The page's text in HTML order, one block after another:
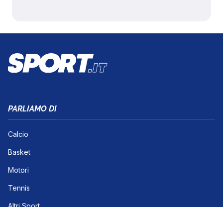
PARLIAMO DI
Calcio
Basket
Motori
Tennis